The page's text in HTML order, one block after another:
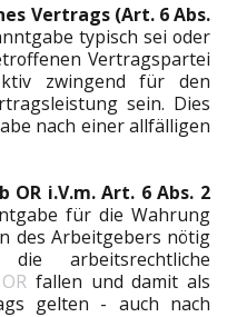
Vertrags (Art. 6 Abs.
typisch sei oder
Vertragspartei
zwingend für den
sein. Dies
nach einer allfälligen
i.V.m. Art. 6 Abs. 2
für die Wahrung
des Arbeitgebers nötig
arbeitsrechtliche
fallen und damit als
gelten - auch nach